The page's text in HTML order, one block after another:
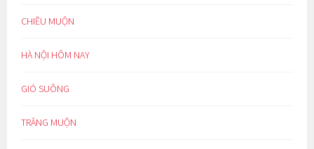
CHIỀU MUỘN
HÀ NỘI HÔM NAY
GIÓ SUÔNG
TRĂNG MUỘN